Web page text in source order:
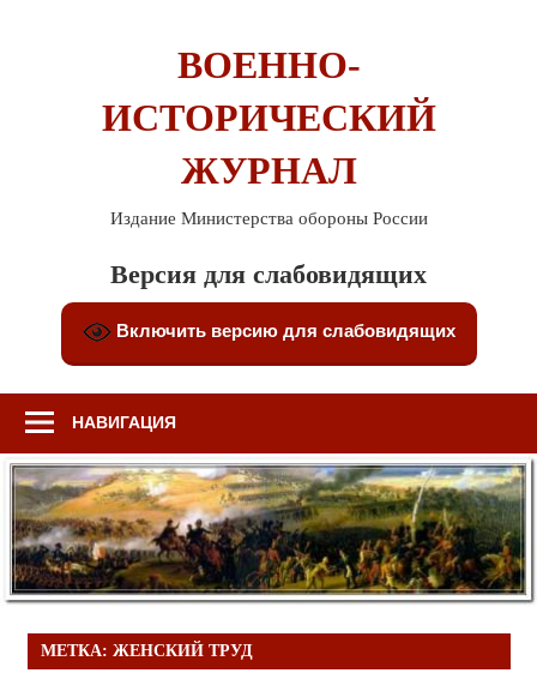
ВОЕННО-
ИСТОРИЧЕСКИЙ
ЖУРНАЛ
Издание Министерства обороны России
Версия для слабовидящих
Включить версию для слабовидящих
НАВИГАЦИЯ
МЕТКА: ЖЕНСКИЙ ТРУД